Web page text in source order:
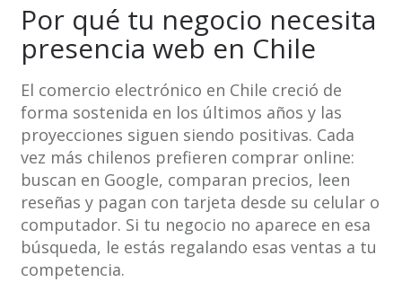
Por qué tu negocio necesita
presencia web en Chile
El comercio electrónico en Chile creció de
forma sostenida en los últimos años y las
proyecciones siguen siendo positivas. Cada
vez más chilenos prefieren comprar online:
buscan en Google, comparan precios, leen
reseñas y pagan con tarjeta desde su celular o
computador. Si tu negocio no aparece en esa
búsqueda, le estás regalando esas ventas a tu
competencia.